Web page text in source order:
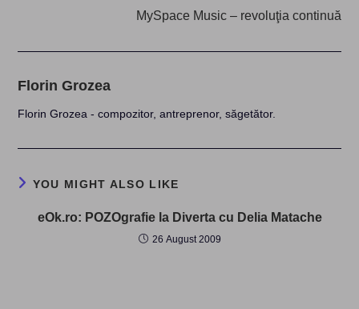
MySpace Music – revoluţia continuă
Florin Grozea
Florin Grozea - compozitor, antreprenor, săgetător.
YOU MIGHT ALSO LIKE
eOk.ro: POZOgrafie la Diverta cu Delia Matache
26 August 2009